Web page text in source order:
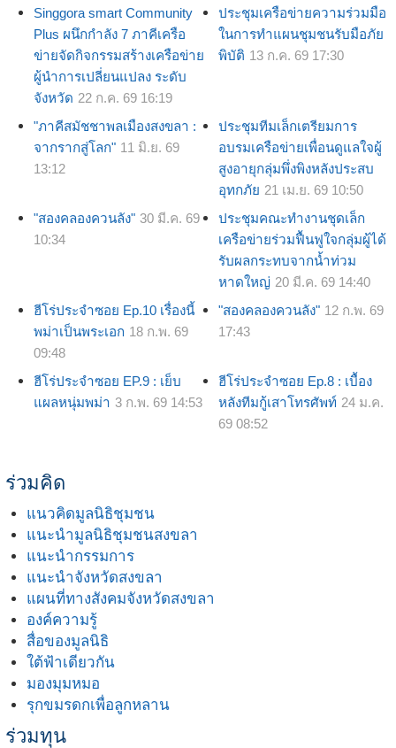
Singgora smart Community
Plus ผนึกกำลัง 7 ภาคีเครือ
ข่ายจัดกิจกรรมสร้างเครือข่าย
ผู้นำการเปลี่ยนแปลง ระดับ
จังหวัด 22 ก.ค. 69 16:19
ประชุมเครือข่ายความร่วมมือ
ในการทำแผนชุมชนรับมือภัย
พิบัติ 13 ก.ค. 69 17:30
"ภาคีสมัชชาพลเมืองสงขลา :
จากรากสู่โลก" 11 มิ.ย. 69
13:12
ประชุมทีมเล็กเตรียมการ
อบรมเครือข่ายเพื่อนดูแลใจผู้
สูงอายุกลุ่มพึ่งพิงหลังประสบ
อุทกภัย 21 เม.ย. 69 10:50
"สองคลองควนลัง" 30 มี.ค. 69
10:34
ประชุมคณะทำงานชุดเล็ก
เครือข่ายร่วมฟื้นฟูใจกลุ่มผู้ได้
รับผลกระทบจากน้ำท่วม
หาดใหญ่ 20 มี.ค. 69 14:40
ฮีโร่ประจำซอย Ep.10 เรื่องนี้
พม่าเป็นพระเอก 18 ก.พ. 69
09:48
"สองคลองควนลัง" 12 ก.พ. 69
17:43
ฮีโร่ประจำซอย EP.9 : เย็บ
แผลหนุ่มพม่า 3 ก.พ. 69 14:53
ฮีโร่ประจำซอย Ep.8 : เบื้อง
หลังทีมกู้เสาโทรศัพท์ 24 ม.ค.
69 08:52
ร่วมคิด
แนวคิดมูลนิธิชุมชน
แนะนำมูลนิธิชุมชนสงขลา
แนะนำกรรมการ
แนะนำจังหวัดสงขลา
แผนที่ทางสังคมจังหวัดสงขลา
องค์ความรู้
สื่อของมูลนิธิ
ใต้ฟ้าเดียวกัน
มองมุมหมอ
รุกขมรดกเพื่อลูกหลาน
ร่วมทุน